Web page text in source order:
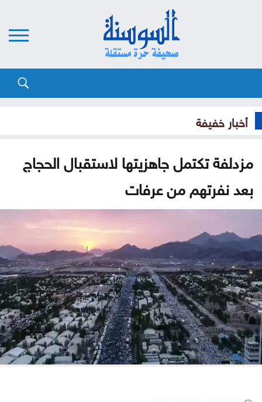
أخبار خفيفة
مزدلفة تكتمل جاهزيتها لاستقبال الحجاج
بعد نفرتهم من عرفات